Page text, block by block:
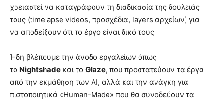
χρειαστεί να καταγράφουν τη διαδικασία της δουλειάς
τους (timelapse videos, προσχέδια, layers αρχείων) για
να αποδείξουν ότι το έργο είναι δικό τους.
Ήδη βλέπουμε την άνοδο εργαλείων όπως
το Nightshade και το Glaze, που προστατεύουν τα έργα
από την εκμάθηση των AI, αλλά και την ανάγκη για
πιστοποιητικά «Human-Made» που θα συνοδεύουν τα